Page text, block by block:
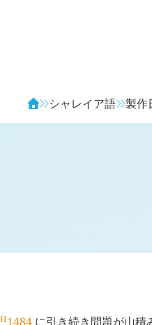
シャレイア語 製作
H1484 に引き続き問題が山積